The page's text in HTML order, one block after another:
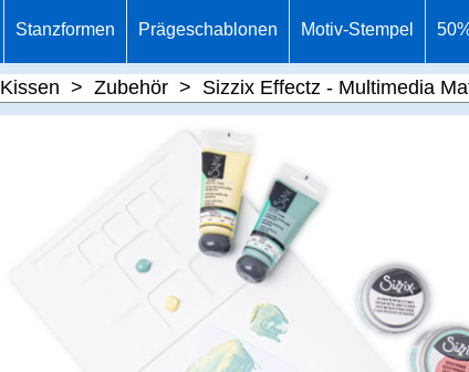
Stanzformen Prägeschablonen Motiv-Stempel
> Zubehör > Sizzix Effectz - Multimedia